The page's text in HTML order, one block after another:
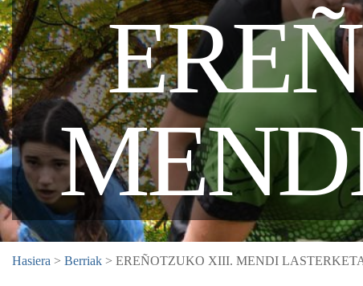
Hasiera > Berriak > EREÑOTZUKO XIII. MENDI